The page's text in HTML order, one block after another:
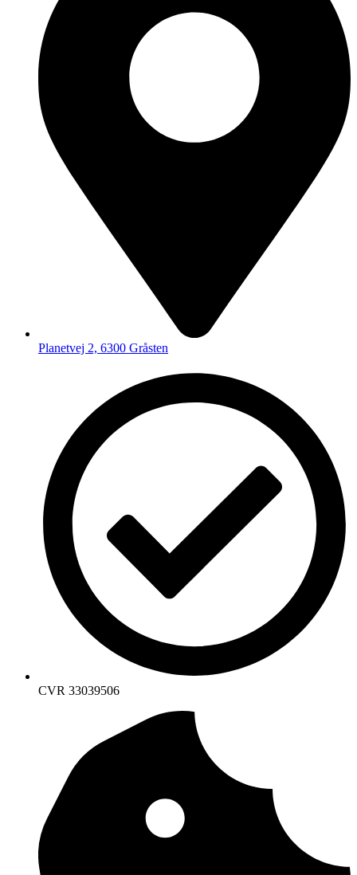
Planetvej 2, 6300 Gråsten
CVR 33039506